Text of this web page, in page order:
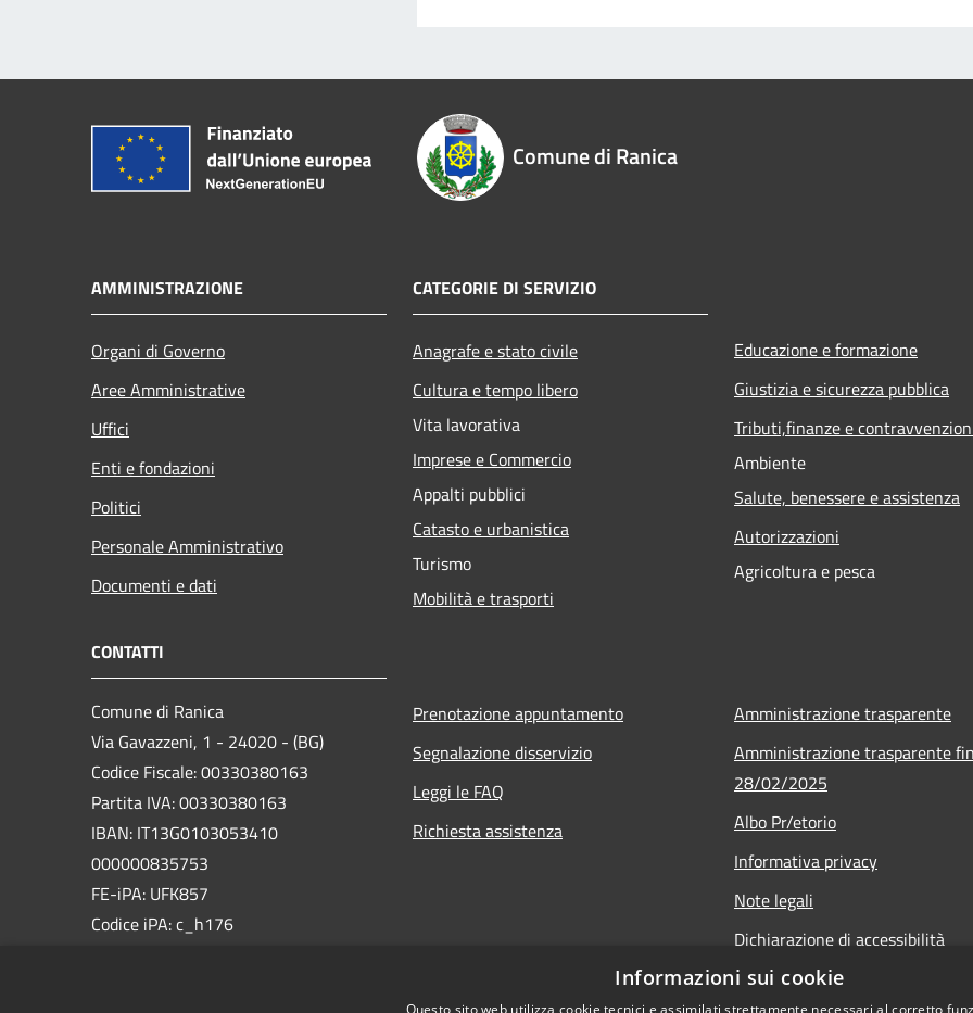
Comune di Ranica
AMMINISTRAZIONE
Organi di Governo
Aree Amministrative
Uffici
Enti e fondazioni
Politici
Personale Amministrativo
Documenti e dati
CATEGORIE DI SERVIZIO
Anagrafe e stato civile
Cultura e tempo libero
Vita lavorativa
Imprese e Commercio
Appalti pubblici
Catasto e urbanistica
Turismo
Mobilità e trasporti
Educazione e formazione
Giustizia e sicurezza pubblica
Tributi,finanze e
Ambiente
Salute, benessere e assistenza
Autorizzazioni
Agricoltura e pesca
CONTATTI
Comune di Ranica
Via Gavazzeni, 1 - 24020 - (BG)
Codice Fiscale: 00330380163
Partita IVA: 00330380163
IBAN: IT13G0103053410
000000835753
FE-iPA: UFK857
Codice iPA: c_h176
Prenotazione appuntamento
Segnalazione disservizio
Leggi le FAQ
Richiesta assistenza
Amministrazione trasparente
Amministrazione trasparente
28/02/2025
Albo Pr/etorio
Informativa privacy
Note legali
Dichiarazione di accessibilità
Obiettivi di accessibilità
Informazioni sui cookie
Questo sito web utilizza cookie tecnici e assimilati strettamente necessari al corretto